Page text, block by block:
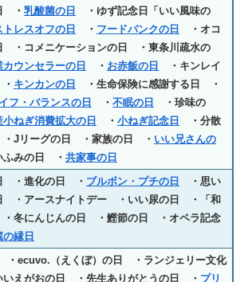
・ 乳酸菌の日
・ゆず記念日「いい風味の
トレスオフの日 ・ フードバンクの日
・オコ
・コメニケーションの日 ・東条川疏水の
カウンセラーの日 ・ お赤飯の日
・キンレイ
キンカンの日
・生命保険に感謝する日 ・
フ・バランスの日
・ 不眠の日
・珍味の
小ねぎ消費拡大の日 ・ 小ねぎ記念日
・分散
Jリーグの日 ・家族の日 ・ いい兄さんの
みの日 ・ 共家事の日
・進化の日 ・ ブルボン・プチの日
・思い
・アースナイトデー ・いい尿の日 ・「和
冬にんじんの日 ・鰹節の日 ・オペラ記念
の縁日
・ecuvo.（えくぼ）の日 ・ランジェリー文化
えがおの日 ・先生ありがとうの日 ・ プリ